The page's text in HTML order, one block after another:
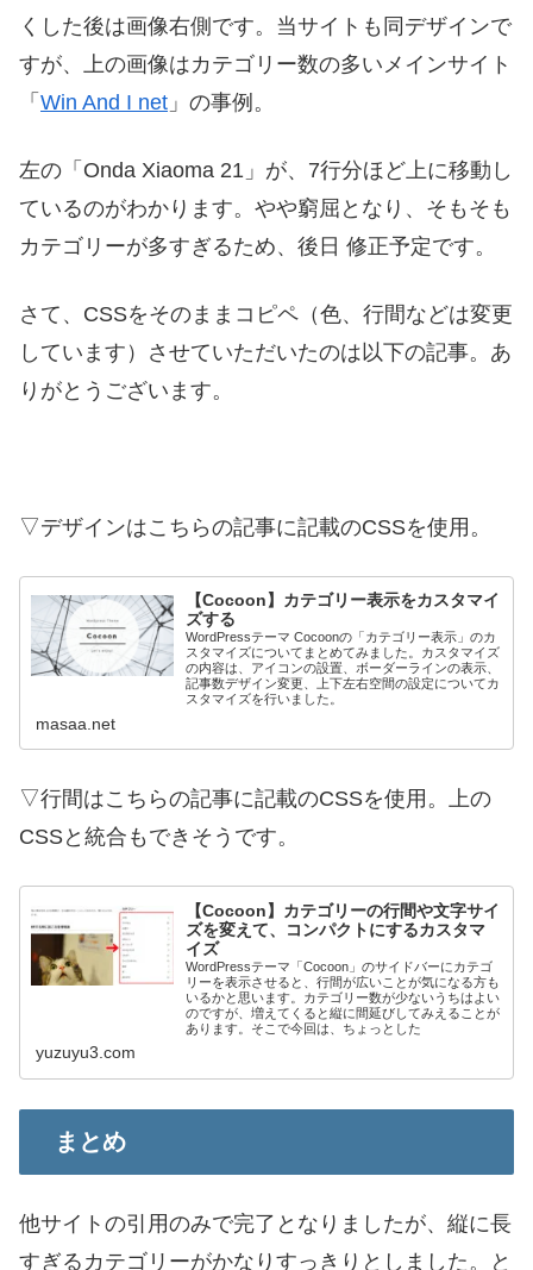
くした後は画像右側です。当サイトも同デザインで
すが、上の画像はカテゴリー数の多いメインサイト
「 Win And I net 」の事例。
左の「Onda Xiaoma 21」が、7行分ほど上に移動し
ているのがわかります。やや窮屈となり、そもそも
カテゴリーが多すぎるため、後日 修正予定です。
さて、CSSをそのままコピペ（色、行間などは変更
しています）させていただいたのは以下の記事。あ
りがとうございます。
▽デザインはこちらの記事に記載のCSSを使用。
【Cocoon】カテゴリー表示をカスタマイ
ズする
WordPressテーマ Cocoonの「カテゴリー表示」のカ
スタマイズについてまとめてみました。カスタマイズ
の内容は、アイコンの設置、ボーダーラインの表示、
記事数デザイン変更、上下左右空間の設定についてカ
スタマイズを行いました。
masaa.net
▽行間はこちらの記事に記載のCSSを使用。上の
CSSと統合もできそうです。
【Cocoon】カテゴリーの行間や文字サイ
ズを変えて、コンパクトにするカスタマ
イズ
WordPressテーマ「Cocoon」のサイドバーにカテゴ
リーを表示させると、行間が広いことが気になる方も
いるかと思います。カテゴリー数が少ないうちはよい
のですが、増えてくると縦に間延びしてみえることが
あります。そこで今回は、ちょっとした
yuzuyu3.com
まとめ
他サイトの引用のみで完了となりましたが、縦に長
すぎるカテゴリーがかなりすっきりとしました。と